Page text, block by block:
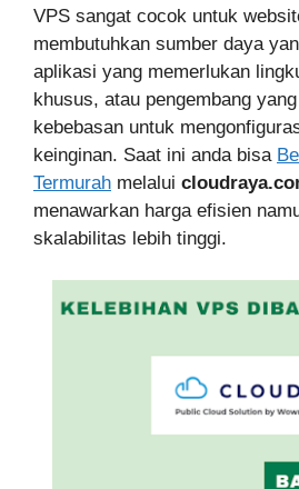
VPS sangat cocok untuk
membutuhkan sumber daya
aplikasi yang memerlukan
khusus, atau pengembang
kebebasan untuk
keinginan. Saat ini anda bisa
Termurah melalui
menawarkan harga efisien
skalabilitas lebih tinggi.